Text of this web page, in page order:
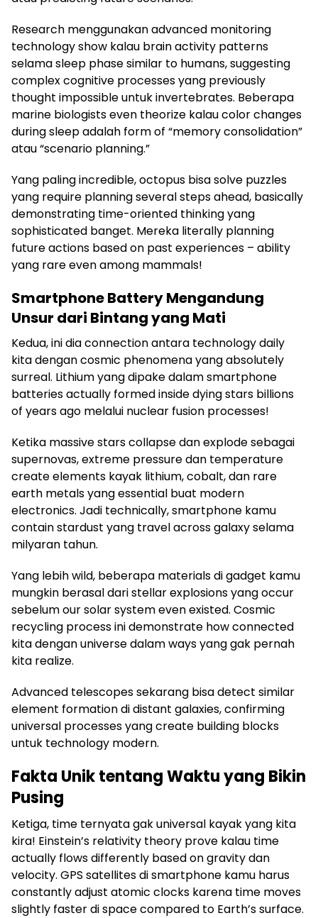
Research menggunakan advanced monitoring
technology show kalau brain activity patterns
selama sleep phase similar to humans, suggesting
complex cognitive processes yang previously
thought impossible untuk invertebrates. Beberapa
marine biologists even theorize kalau color changes
during sleep adalah form of “memory consolidation”
atau “scenario planning.”
Yang paling incredible, octopus bisa solve puzzles
yang require planning several steps ahead, basically
demonstrating time-oriented thinking yang
sophisticated banget. Mereka literally planning
future actions based on past experiences – ability
yang rare even among mammals!
Smartphone Battery Mengandung
Unsur dari Bintang yang Mati
Kedua, ini dia connection antara technology daily
kita dengan cosmic phenomena yang absolutely
surreal. Lithium yang dipake dalam smartphone
batteries actually formed inside dying stars billions
of years ago melalui nuclear fusion processes!
Ketika massive stars collapse dan explode sebagai
supernovas, extreme pressure dan temperature
create elements kayak lithium, cobalt, dan rare
earth metals yang essential buat modern
electronics. Jadi technically, smartphone kamu
contain stardust yang travel across galaxy selama
milyaran tahun.
Yang lebih wild, beberapa materials di gadget kamu
mungkin berasal dari stellar explosions yang occur
sebelum our solar system even existed. Cosmic
recycling process ini demonstrate how connected
kita dengan universe dalam ways yang gak pernah
kita realize.
Advanced telescopes sekarang bisa detect similar
element formation di distant galaxies, confirming
universal processes yang create building blocks
untuk technology modern.
Fakta Unik tentang Waktu yang Bikin
Pusing
Ketiga, time ternyata gak universal kayak yang kita
kira! Einstein’s relativity theory prove kalau time
actually flows differently based on gravity dan
velocity. GPS satellites di smartphone kamu harus
constantly adjust atomic clocks karena time moves
slightly faster di space compared to Earth’s surface.